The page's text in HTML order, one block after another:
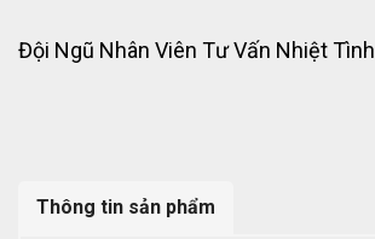
Đội Ngũ Nhân Viên Tư Vấn Nhiệt Tình
Thông tin sản phẩm